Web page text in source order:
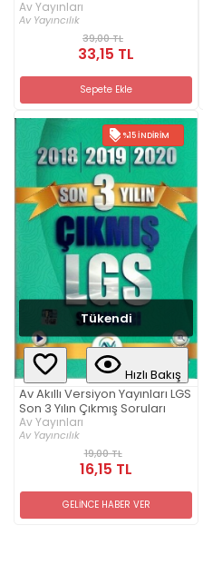
Av Yayınları
Av Yayıncılık
39,00 TL
33,15 TL
Sepete Ekle
%15 İNDIRIM
Tükendi
Hızlı Bakış
Av Akıllı Versiyon Yayınları LGS
Son 3 Yılın Çıkmış Soruları
Av Yayınları
Av Yayıncılık
19,00 TL
16,15 TL
GELİNCE HABER VER